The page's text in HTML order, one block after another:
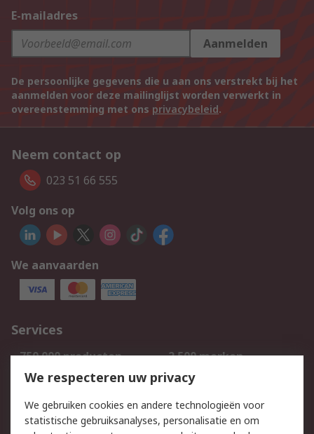
E-mailadres
Aanmelden
De persoonlijke gegevens die u aan ons verstrekt bij het
aanmelden voor deze mailinglijst worden verwerkt in
overeenstemming met ons privacybeleid.
Neem contact op
023 51 66 555
Volg ons op
We aanvaarden
Services
750.000 producten
2.500 merken
Bestellen
Inkoopoplossingen
Track & Trace
We respecteren uw privacy
We gebruiken cookies en andere technologieën voor
statistische gebruiksanalyses, personalisatie en om